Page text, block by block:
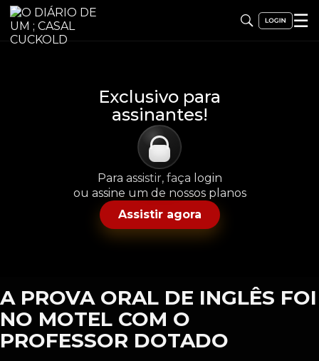
☰
Exclusivo para
assinantes!
Para assistir, faça login
ou assine um de nossos planos
Assistir agora
A PROVA ORAL DE INGLÊS FOI
NO MOTEL COM O
PROFESSOR DOTADO